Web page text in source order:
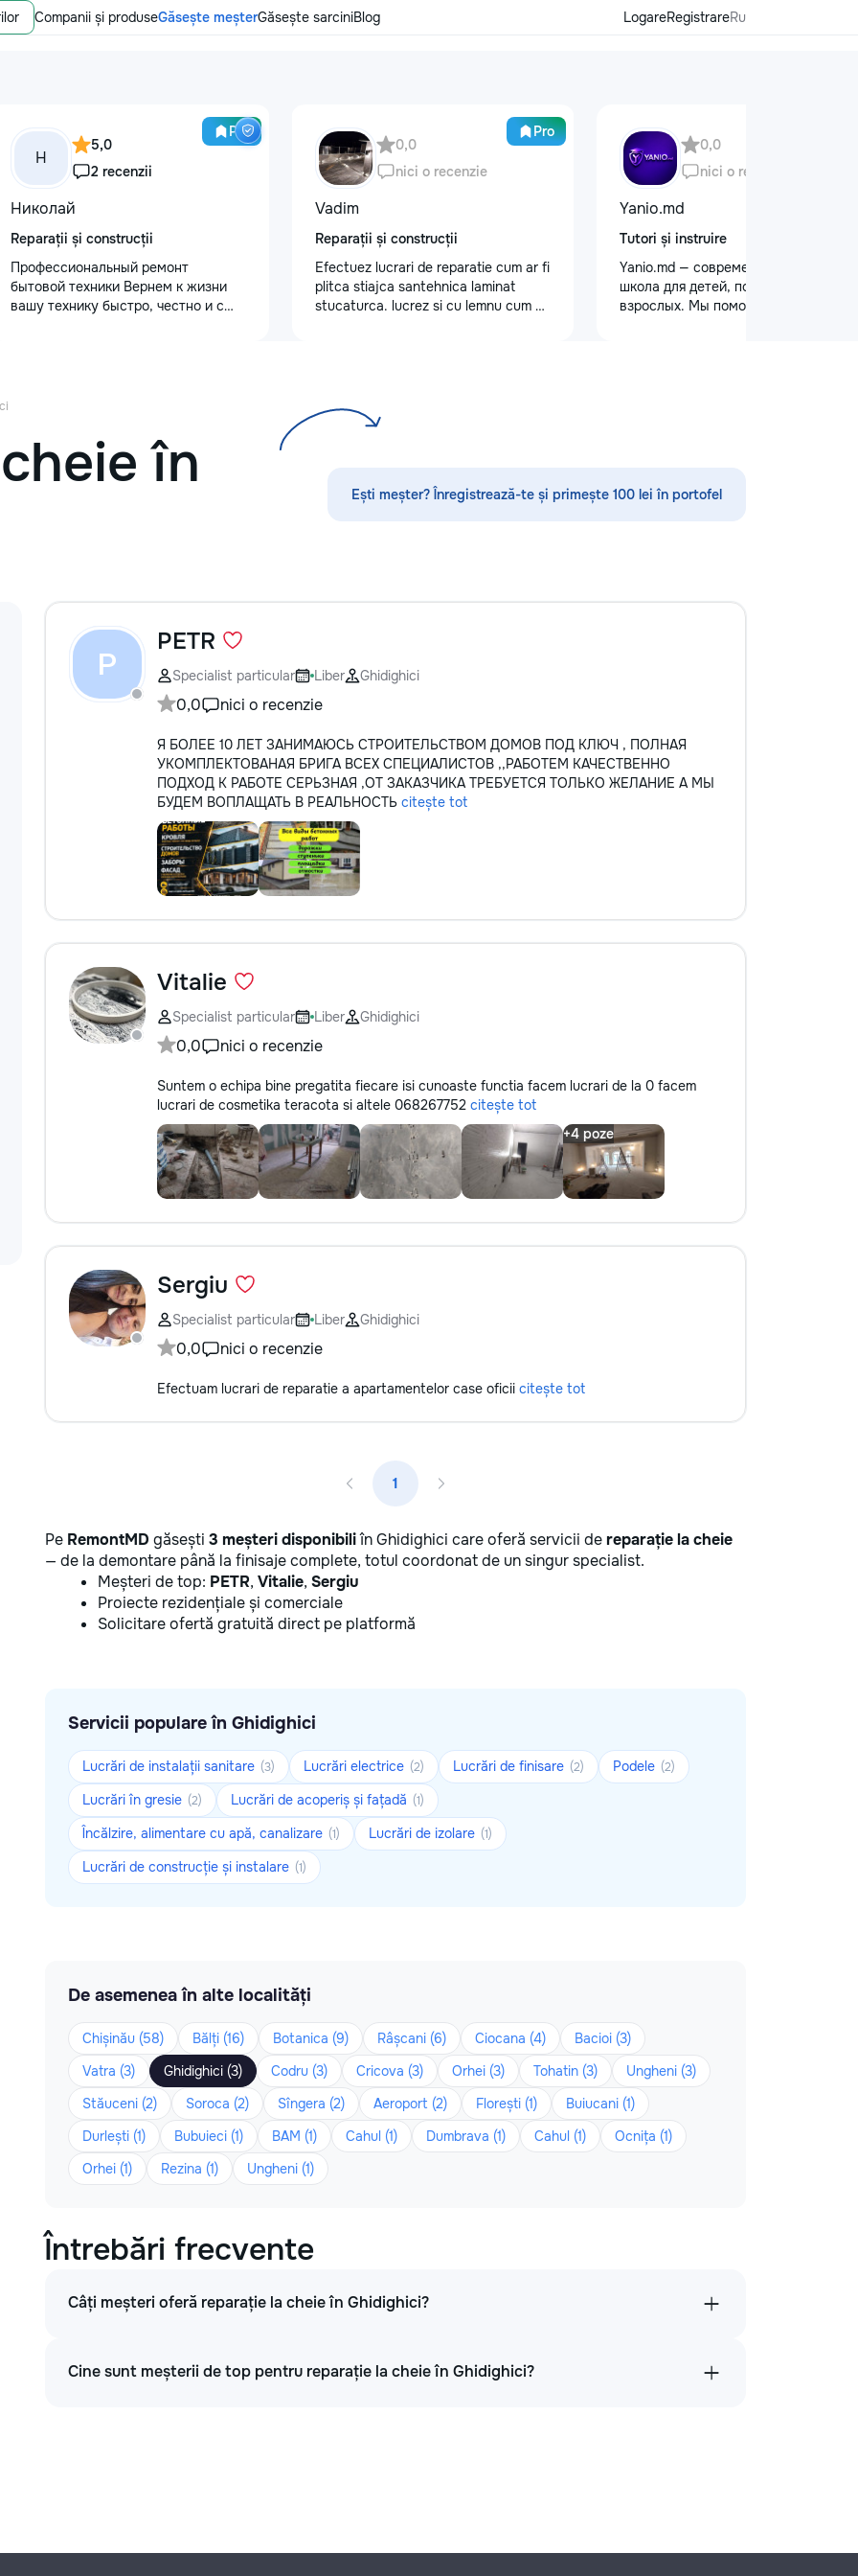
Companii și produseGăsește meșterGăsește sarciniBlog LogareRegistrareRu
Pro
Н
5,0
2 recenzii
Николай
Reparații și construcții
Профессиональный ремонт
бытовой техники Вернем к жизни
вашу технику быстро, честно и с
без посредников, поэтому ремонт
обойдется на 30–50% дешевле. ⚙️
Оригинальные запчасти:
плиты, духовые шкафы 🍲
Микроволновые печи, вытяжки 🧹
Пылесосы и мелкая бытовая
техника Водонагреватели
Электропроводку и все что связано
с электрикой Сантехнические
искрит или не включается? Не
спешите покупать новую! Спасем
Pro
0,0
nici o recenzie
Vadim
Reparații și construcții
Efectuez lucrari de reparatie cum ar fi
plitca stiajca santehnica laminat
stucaturca. lucrez si cu lemnu cum ar
0,0
nici o recenzie
Yanio.md
Tutori și instruire
Yanio.md — современная онлайн-
школа для детей, подростков и
взрослых. Мы помогаем ученикам
другим дисциплинам. Обучение
уровня подготовки, целей и
урок
în
Ești meșter? Înregistrează-te și primește 100 lei în portofel
P
PETR
Specialist particular Liber Ghidighici
0,0 nici o recenzie
Я БОЛЕЕ 10 ЛЕТ ЗАНИМАЮСЬ СТРОИТЕЛЬСТВОМ ДОМОВ ПОД КЛЮЧ , ПОЛНАЯ
УКОМПЛЕКТОВАНАЯ БРИГА ВСЕХ СПЕЦИАЛИСТОВ ,,РАБОТЕМ КАЧЕСТВЕННО
ПОДХОД К РАБОТЕ СЕРЬЗНАЯ ,ОТ ЗАКАЗЧИКА ТРЕБУЕТСЯ ТОЛЬКО ЖЕЛАНИЕ А МЫ
БУДЕМ ВОПЛАЩАТЬ В РЕАЛЬНОСТЬ citește tot
Vitalie
Specialist particular Liber Ghidighici
0,0 nici o recenzie
Suntem o echipa bine pregatita fiecare isi cunoaste functia facem lucrari de la 0 facem
lucrari de cosmetika teracota si altele 068267752 citește tot
Sergiu
Specialist particular Liber Ghidighici
0,0 nici o recenzie
Efectuam lucrari de reparatie a apartamentelor case oficii citește tot
1
Pe RemontMD găsești 3 meșteri disponibiliîn Ghidighici care oferă servicii dereparație la cheie
— de la demontare până la finisaje complete, totul coordonat de un singur specialist.
Meșteri de top: PETR, Vitalie, Sergiu
Proiecte rezidențiale și comerciale
Solicitare ofertă gratuită direct pe platformă
Servicii populare în Ghidighici
Lucrări de instalații sanitare (3) Lucrări electrice (2) Lucrări de finisare (2) Podele (2)
Lucrări în gresie (2) Lucrări de acoperiș și fațadă (1)
Încălzire, alimentare cu apă, canalizare (1) Lucrări de izolare (1)
Lucrări de construcție și instalare (1)
De asemenea în alte localități
Chișinău (58) Bălți (16) Botanica (9) Râșcani (6) Ciocana (4)
Bacioi (3)
Vatra (3)
Ghidighici (3) Codru (3) Cricova (3) Orhei (3) Tohatin (3)
Ungheni (3)
Stăuceni (2)
Soroca (2) Sîngera (2) Aeroport (2) Florești (1)
Buiucani (1)
Durlești (1)
Bubuieci (1) BAM (1) Cahul (1) Dumbrava (1) Cahul (1)
Ocnița (1)
Orhei (1)
Rezina (1) Ungheni (1)
Întrebări frecvente
Câți meșteri oferă reparație la cheie în Ghidighici?
Cine sunt meșterii de top pentru reparație la cheie în Ghidighici?